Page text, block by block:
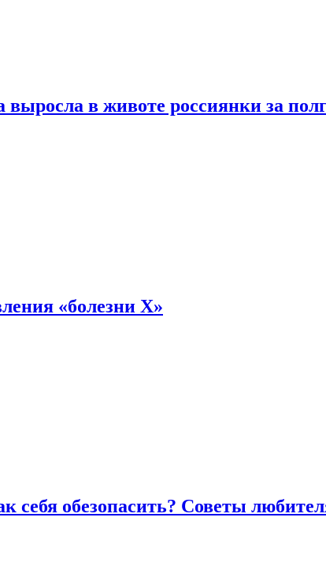
в животе россиянки за
«болезни Х»
себя обезопасить? Советы